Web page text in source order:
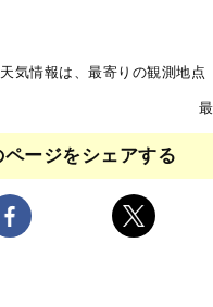
気情報は、最寄りの観測地点
ページをシェアする